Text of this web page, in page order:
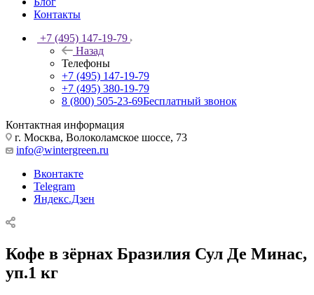
Контакты
+7 (495) 147-19-79
Назад
Телефоны
+7 (495) 147-19-79
+7 (495) 380-19-79
8 (800) 505-23-69Бесплатный звонок
Контактная информация
г. Москва, Волоколамское шоссе, 73
info@wintergreen.ru
Вконтакте
Telegram
Яндекс.Дзен
Кофе в зёрнах Бразилия Сул Де Минас,
уп.1 кг